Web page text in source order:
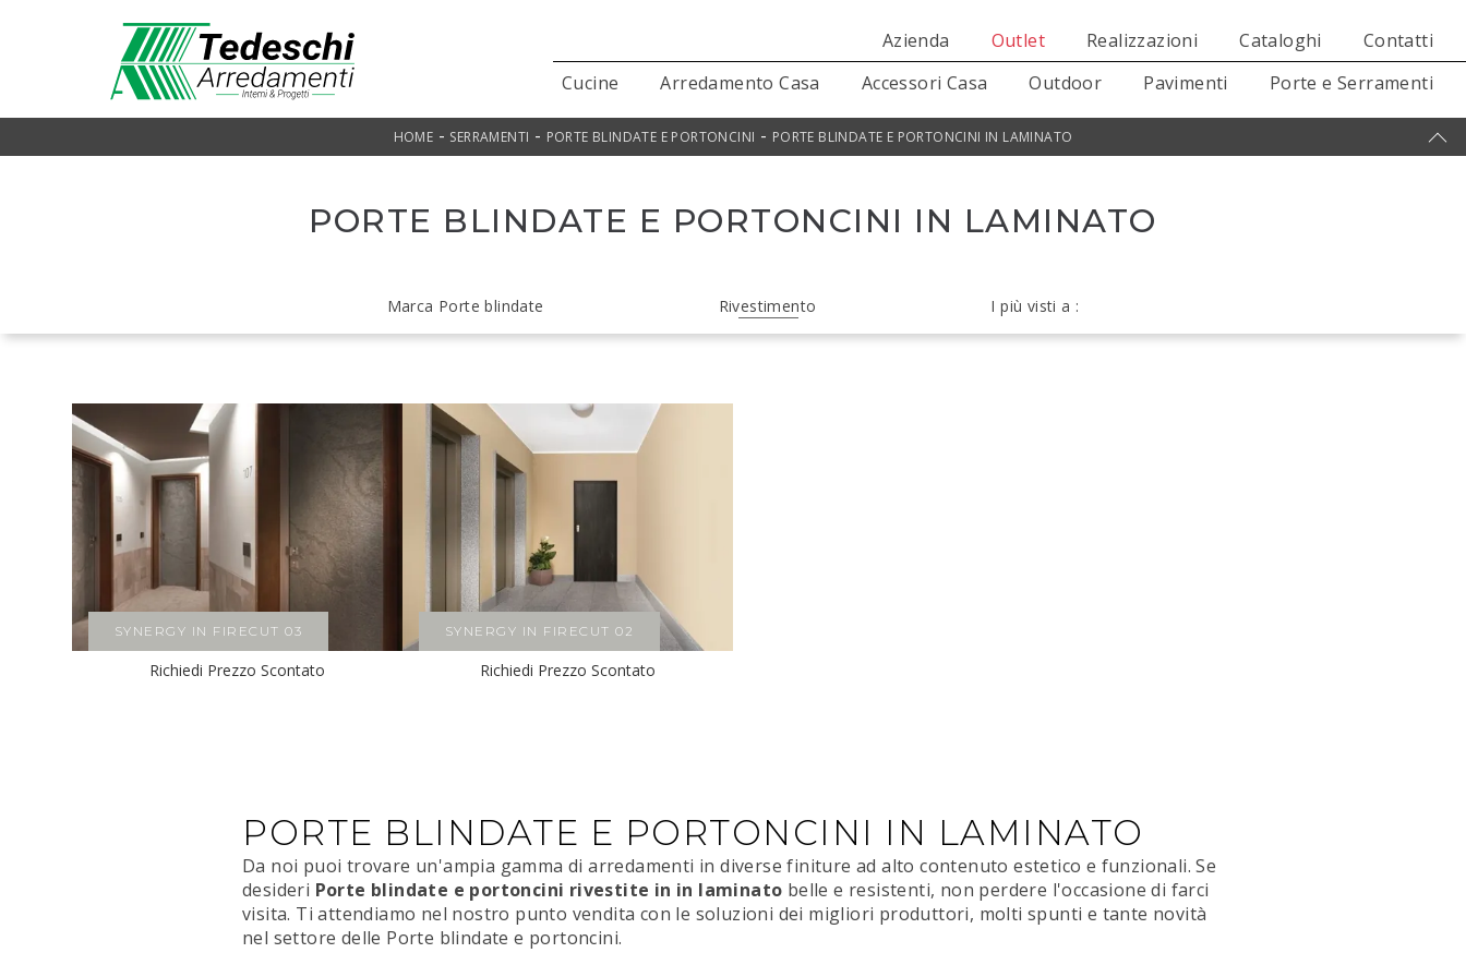
Azienda Outlet Realizzazioni Cataloghi
Contatti
Cucine
Arredamento Casa Accessori Casa Outdoor Pavimenti Porte e Serramenti
HOME - SERRAMENTI - PORTE BLINDATE E PORTONCINI - PORTE BLINDATE E PORTONCINI IN LAMINATO
PORTE BLINDATE E PORTONCINI IN LAMINATO
Marca Porte blindate Rivestimento I più visti a :
SYNERGY IN FIRECUT 03
Richiedi Prezzo Scontato
SYNERGY IN FIRECUT 02
Richiedi Prezzo Scontato
PORTE BLINDATE E PORTONCINI IN LAMINATO
Da noi puoi trovare un'ampia gamma di arredamenti in diverse finiture ad alto contenuto estetico e funzionali. Se
desideri Porte blindate e portoncini rivestite in in laminato belle e resistenti, non perdere l'occasione di farci
visita. Ti attendiamo nel nostro punto vendita con le soluzioni dei migliori produttori, molti spunti e tante novità
nel settore delle Porte blindate e portoncini.